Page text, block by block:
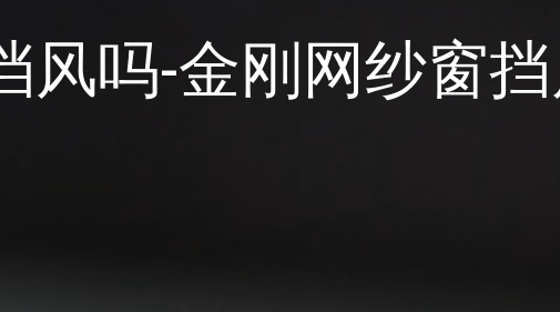
风吗-金刚网纱窗